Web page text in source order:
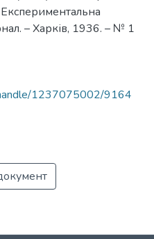
– Харків, 1936. – № 1
1237075002/9164